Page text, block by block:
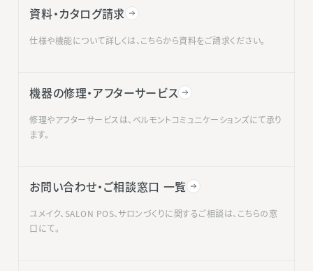
資料・カタログ請求
仕様や機能について詳しくは、こちらから資料をご請求ください。
機器の修理・アフターサービス
修理やアフターサービスは、ベルモントコミュニケーションズにて承り
ます。
お問い合わせ・ご相談窓口 一覧
ユメイク、SALON POS、サロンづくりに関するご相談は、こちらの窓
口にて。